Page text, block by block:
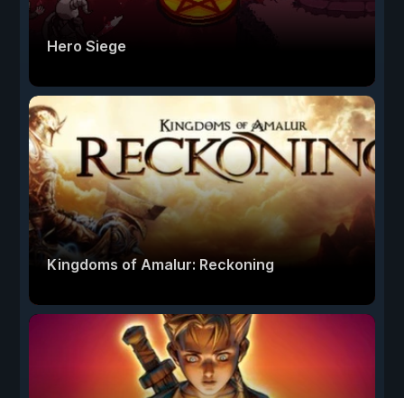
Hero Siege
Kingdoms of Amalur: Reckoning